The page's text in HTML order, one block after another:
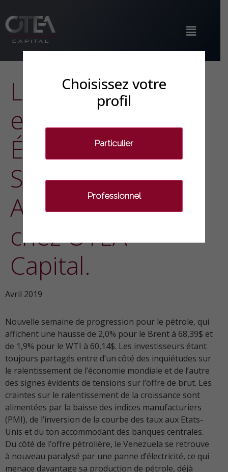
Le point Energies
et Efficacité
Énergétique par
Sandrine CAUVIN,
Analyste-Gérante
chez OTEA
Capital.
Avril 2019
Nouvelle semaine de progression pour le pétrole, qui
affichent une hausse de 2,0% pour le Brent à 68,39$ et
de 1,9% pour le WTI à 60,14$. Les investisseurs étant
toujours partagés entre d’un côté des inquiétudes sur
le ralentissement de l’économie mondiale et de l’autre
des signes évidents de tensions sur l’offre de brut. Les
craintes sur le ralentissement de la croissance sont
alimentées par la baisse des indices manufacturiers
(PMI), de l’inversion de la courbe des taux aux Etats-
Unis et du ton accommodant des banques centrales.
Du côté de l’offre pétrolière, le Venezuela se retrouve
à nouveau paralysé par une panne d’électricité, ce qui
menace davantage sa production de pétrole, déjà
Choisissez votre
profil
Particulier
Professionnel